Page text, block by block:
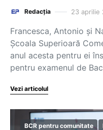
Redacția 23 aprilie
Francesca, Antonio și
Școala Superioară
anul acesta pentru ei
pentru examenul de
Vezi articolul
BCR pentru comunitate